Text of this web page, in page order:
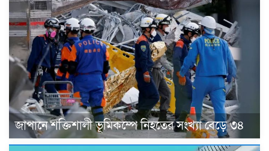
জাপানে শক্তিশালী ভূমিকম্পে নিহতের সংখ্যা বেড়ে ৩৪